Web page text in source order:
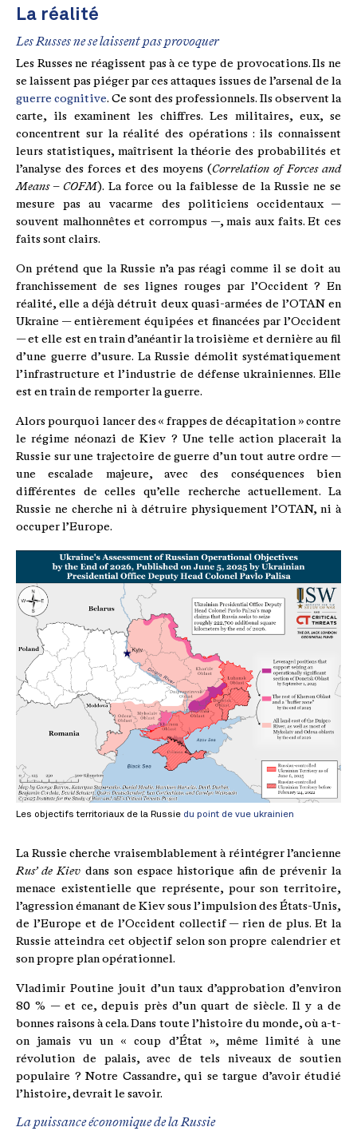
La réalité
Les Russes ne se laissent pas provoquer
Les Russes ne réagissent pas à ce type de provocations. Ils ne
se laissent pas piéger par ces attaques issues de l’arsenal de la
guerre cognitive. Ce sont des professionnels. Ils observent la
carte, ils examinent les chiffres. Les militaires, eux, se
concentrent sur la réalité des opérations : ils connaissent
leurs statistiques, maîtrisent la théorie des probabilités et
l’analyse des forces et des moyens (Correlation of Forces and
Means – COFM). La force ou la faiblesse de la Russie ne se
mesure pas au vacarme des politiciens occidentaux —
souvent malhonnêtes et corrompus —, mais aux faits. Et ces
faits sont clairs.
On prétend que la Russie n’a pas réagi comme il se doit au
franchissement de ses lignes rouges par l’Occident ? En
réalité, elle a déjà détruit deux quasi-armées de l’OTAN en
Ukraine — entièrement équipées et financées par l’Occident
— et elle est en train d’anéantir la troisième et dernière au fil
d’une guerre d’usure. La Russie démolit systématiquement
l’infrastructure et l’industrie de défense ukrainiennes. Elle
est en train de remporter la guerre.
Alors pourquoi lancer des « frappes de décapitation » contre
le régime néonazi de Kiev ? Une telle action placerait la
Russie sur une trajectoire de guerre d’un tout autre ordre —
une escalade majeure, avec des conséquences bien
différentes de celles qu’elle recherche actuellement. La
Russie ne cherche ni à détruire physiquement l’OTAN, ni à
occuper l’Europe.
Les objectifs territoriaux de la Russie du point de vue ukrainien
La Russie cherche vraisemblablement à réintégrer l’ancienne
Rus’ de Kiev dans son espace historique afin de prévenir la
menace existentielle que représente, pour son territoire,
l’agression émanant de Kiev sous l’impulsion des États-Unis,
de l’Europe et de l’Occident collectif — rien de plus. Et la
Russie atteindra cet objectif selon son propre calendrier et
son propre plan opérationnel.
Vladimir Poutine jouit d’un taux d’approbation d’environ
80 % — et ce, depuis près d’un quart de siècle. Il y a de
bonnes raisons à cela. Dans toute l’histoire du monde, où a-t-
on jamais vu un « coup d’État », même limité à une
révolution de palais, avec de tels niveaux de soutien
populaire ? Notre Cassandre, qui se targue d’avoir étudié
l’histoire, devrait le savoir.
La puissance économique de la Russie